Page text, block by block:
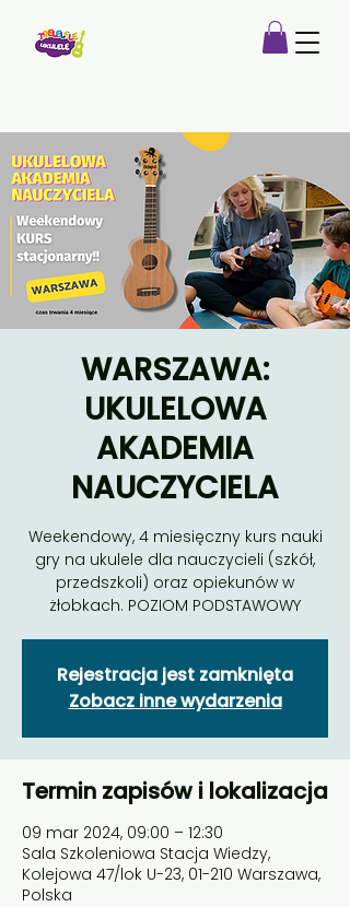
WARSZAWA:
UKULELOWA
AKADEMIA
NAUCZYCIELA
Weekendowy, 4 miesięczny kurs nauki
gry na ukulele dla nauczycieli (szkół,
przedszkoli) oraz opiekunów w
żłobkach. POZIOM PODSTAWOWY
Rejestracja jest zamknięta
Zobacz inne wydarzenia
Termin zapisów i lokalizacja
09 mar 2024, 09:00 – 12:30
Sala Szkoleniowa Stacja Wiedzy,
Kolejowa 47/lok U-23, 01-210 Warszawa,
Polska